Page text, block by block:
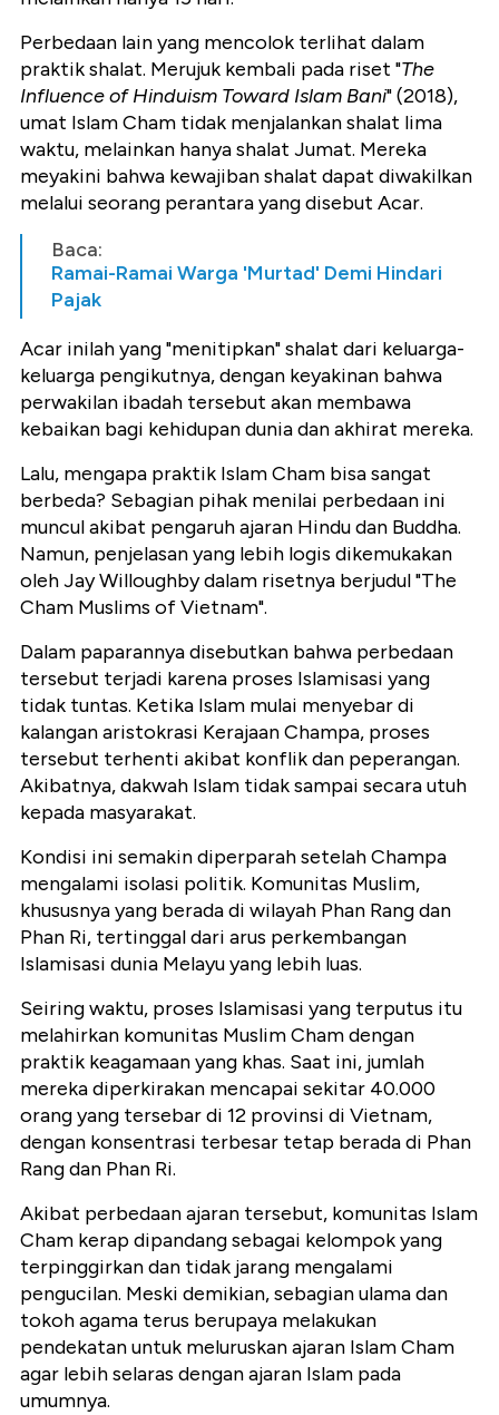
Perbedaan lain yang mencolok terlihat dalam
praktik shalat. Merujuk kembali pada riset "The
Influence of Hinduism Toward Islam Bani" (2018),
umat Islam Cham tidak menjalankan shalat lima
waktu, melainkan hanya shalat Jumat. Mereka
meyakini bahwa kewajiban shalat dapat diwakilkan
melalui seorang perantara yang disebut Acar.
Baca:
Ramai-Ramai Warga 'Murtad' Demi Hindari
Pajak
Acar inilah yang "menitipkan" shalat dari keluarga-
keluarga pengikutnya, dengan keyakinan bahwa
perwakilan ibadah tersebut akan membawa
kebaikan bagi kehidupan dunia dan akhirat mereka.
Lalu, mengapa praktik Islam Cham bisa sangat
berbeda? Sebagian pihak menilai perbedaan ini
muncul akibat pengaruh ajaran Hindu dan Buddha.
Namun, penjelasan yang lebih logis dikemukakan
oleh Jay Willoughby dalam risetnya berjudul "The
Cham Muslims of Vietnam".
Dalam paparannya disebutkan bahwa perbedaan
tersebut terjadi karena proses Islamisasi yang
tidak tuntas. Ketika Islam mulai menyebar di
kalangan aristokrasi Kerajaan Champa, proses
tersebut terhenti akibat konflik dan peperangan.
Akibatnya, dakwah Islam tidak sampai secara utuh
kepada masyarakat.
Kondisi ini semakin diperparah setelah Champa
mengalami isolasi politik. Komunitas Muslim,
khususnya yang berada di wilayah Phan Rang dan
Phan Ri, tertinggal dari arus perkembangan
Islamisasi dunia Melayu yang lebih luas.
Seiring waktu, proses Islamisasi yang terputus itu
melahirkan komunitas Muslim Cham dengan
praktik keagamaan yang khas. Saat ini, jumlah
mereka diperkirakan mencapai sekitar 40.000
orang yang tersebar di 12 provinsi di Vietnam,
dengan konsentrasi terbesar tetap berada di Phan
Rang dan Phan Ri.
Akibat perbedaan ajaran tersebut, komunitas Islam
Cham kerap dipandang sebagai kelompok yang
terpinggirkan dan tidak jarang mengalami
pengucilan. Meski demikian, sebagian ulama dan
tokoh agama terus berupaya melakukan
pendekatan untuk meluruskan ajaran Islam Cham
agar lebih selaras dengan ajaran Islam pada
umumnya.